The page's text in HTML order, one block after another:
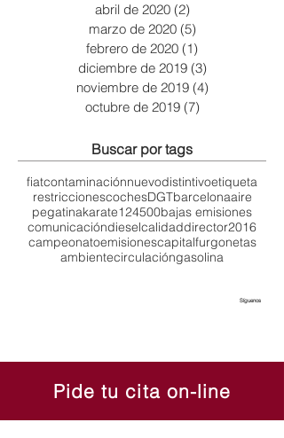
abril de 2020 (2)2 entradas
marzo de 2020 (5)5 entradas
febrero de 2020 (1)
diciembre de 2019 (3)3 entradas
noviembre de 2019 (4)4 entradas
octubre de 2019 (7)7 entradas
Buscar por tags
Síguenos
fiatcontaminaciónnuevodistintivoetiqueta
restriccionescochesDGTbarcelonaaire
pegatinakarate124500bajas emisiones
comunicacióndieselcalidaddirector2016
campeonatoemisionescapitalfurgonetas
ambientecirculacióngasolina
Pide tu cita on-line